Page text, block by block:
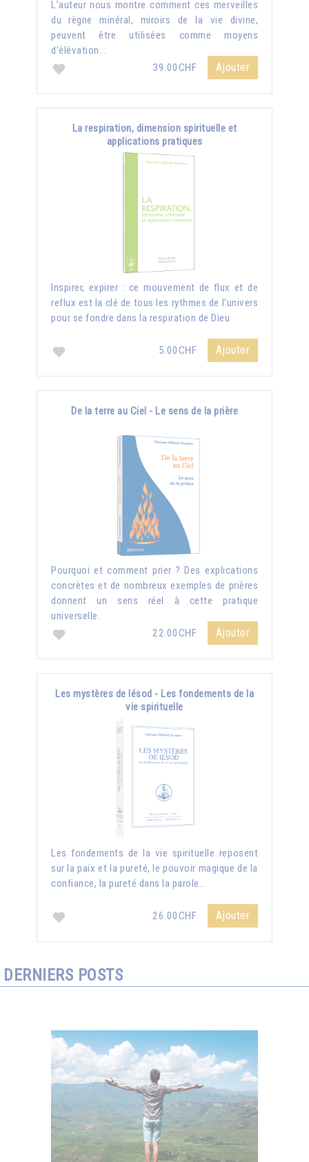
L’auteur nous montre comment ces merveilles
du règne minéral, miroirs de la vie divine,
peuvent être utilisées comme moyens
d’élévation...
39.00CHF
Ajouter
La respiration, dimension spirituelle et
applications pratiques
Inspirer, expirer : ce mouvement de flux et de
reflux est la clé de tous les rythmes de l'univers
pour se fondre dans la respiration de Dieu
5.00CHF Ajouter
De la terre au Ciel - Le sens de la prière
Pourquoi et comment prier ? Des explications
concrètes et de nombreux exemples de prières
donnent un sens réel à cette pratique
universelle.
22.00CHF
Ajouter
Les mystères de Iésod - Les fondements de la
vie spirituelle
Les fondements de la vie spirituelle reposent
sur la paix et la pureté, le pouvoir magique de la
confiance, la pureté dans la parole...
26.00CHF Ajouter
DERNIERS POSTS